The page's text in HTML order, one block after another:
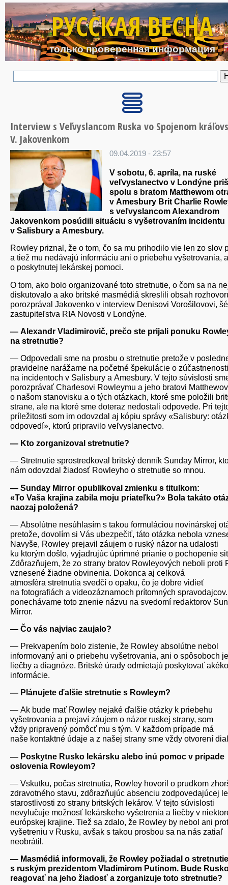
Перейти к основному
РУССКАЯ ВЕСНА
только проверенная информация
Interview s Veľvyslancom Ruska vo Spojenom
V. Jakovenkom
09.04.2019 - 23:57
V sobotu, 6. apríla, na ruské
veľvyslanectvo v Londýne
spolu s bratom Matthewom
v Amesbury Brit Charlie
s veľvyslancom Alexandrom
Jakovenkom posúdili situáciu s vyšetrovaním incidentu
v Salisbury a Amesbury.
Rowley priznal, že o tom, čo sa mu prihodilo vie len zo slov
a tiež mu nedávajú informáciu ani o priebehu vyšetrovania,
o poskytnutej lekárskej pomoci.
O tom, ako bolo organizované toto stretnutie, o čom sa na
diskutovalo a ako britské masmédiá skreslili obsah
porozprával Jakovenko v interview Denisovi Vorošilovovi,
zastupiteľstva RIA Novosti v Londýne.
— Alexandr Vladimirovič, prečo ste prijali ponuku
na stretnutie?
— Odpovedali sme na prosbu o stretnutie pretože v
pravidelne narážame na početné špekulácie o
na incidentoch v Salisbury a Amesbury. V tejto súvislosti
porozprávať Charlesovi Rowleymu a jeho bratovi
o našom stanovisku a o tých otázkach, ktoré sme položili
strane, ale na ktoré sme doteraz nedostali odpovede. Pri
príležitosti som im odovzdal aj kópiu správy «Salisbury:
odpovedí», ktorú pripravilo veľvyslanectvo.
— Kto zorganizoval stretnutie?
— Stretnutie sprostredkoval britský denník Sunday Mirror,
nám odovzdal žiadosť Rowleyho o stretnutie so mnou.
— Sunday Mirror opublikoval zmienku s titulkom:
«To Vaša krajina zabila moju priateľku?» Bola takáto
naozaj položená?
— Absolútne nesúhlasím s takou formuláciou novinárskej
pretože, dovolím si Vás ubezpečiť, táto otázka nebola
Navyše, Rowley prejavil záujem o ruský názor na udalosti
ku ktorým došlo, vyjadrujúc úprimné prianie o pochopenie
Zdôrazňujem, že zo strany bratov Rowleyových neboli proti
vznesené žiadne obvinenia. Dokonca aj celková
atmosféra stretnutia svedčí o opaku, čo je dobre vidieť
na fotografiách a videozáznamoch prítomných
ponechávame toto znenie názvu na svedomí redaktorov
Mirror.
— Čo vás najviac zaujalo?
— Prekvapením bolo zistenie, že Rowley absolútne nebol
informovaný ani o priebehu vyšetrovania, ani o spôsoboch
liečby a diagnóze. Britské úrady odmietajú poskytovať
informácie.
— Plánujete ďalšie stretnutie s Rowleym?
— Ak bude mať Rowley nejaké ďalšie otázky k priebehu
vyšetrovania a prejaví záujem o názor ruskej strany, som
vždy pripravený pomôcť mu s tým. V každom prípade má
naše kontaktné údaje a z našej strany sme vždy otvorení
— Poskytne Rusko lekársku alebo inú pomoc v prípade
oslovenia Rowleyom?
— Vskutku, počas stretnutia, Rowley hovoril o prudkom
zdravotného stavu, zdôrazňujúc absenciu zodpovedajúcej
starostlivosti zo strany britských lekárov. V tejto súvislosti
nevylučuje možnosť lekárskeho vyšetrenia a liečby v
európskej krajine. Tiež sa zdalo, že Rowley by nebol ani
vyšetreniu v Rusku, avšak s takou prosbou sa na nás zatiaľ
neobrátil.
— Masmédiá informovali, že Rowley požiadal o stretnutie
s ruským prezidentom Vladimirom Putinom. Bude
reagovať na jeho žiadosť a zorganizuje toto stretnutie?